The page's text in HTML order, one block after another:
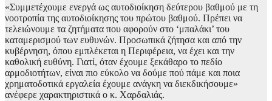
«Συμμετέχουμε ενεργά ως αυτοδιοίκηση δεύτερου βαθμού με τη
νοοτροπία της αυτοδιοίκησης του πρώτου βαθμού. Πρέπει να
τελειώνουμε τα ζητήματα που αφορούν στο ‘μπαλάκι’ του
καταμερισμού των ευθυνών. Προσωπικά ζήτησα και από την
κυβέρνηση, όπου εμπλέκεται η Περιφέρεια, να έχει και την
καθολική ευθύνη. Γιατί, όταν έχουμε ξεκάθαρο το πεδίο
αρμοδιοτήτων, είναι πιο εύκολο να δούμε πού πάμε και ποια
χρηματοδοτικά εργαλεία έχουμε ανάγκη να διεκδικήσουμε»
ανέφερε χαρακτηριστικά ο κ. Χαρδαλιάς.